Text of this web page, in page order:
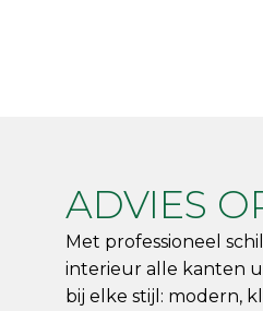
ADVIES
Met professioneel
interieur alle kanten
bij elke stijl: modern,